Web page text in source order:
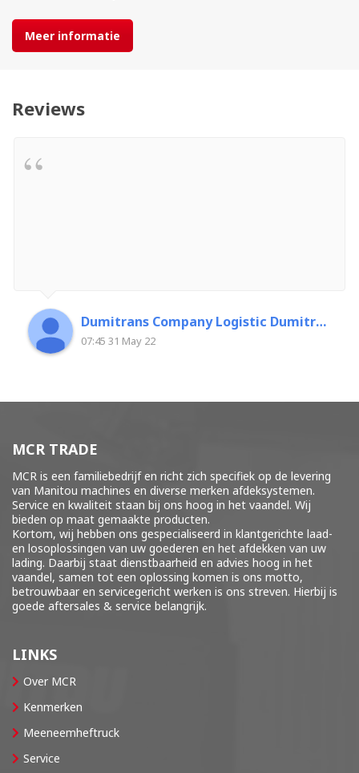
Meer informatie
Reviews
Dumitrans Company Logistic Dumitrascu Florin
07:45 31 May 22
MCR TRADE
MCR is een familiebedrijf en richt zich specifiek op de levering
van Manitou machines en diverse merken afdeksystemen.
Service en kwaliteit staan bij ons hoog in het vaandel. Wij
bieden op maat gemaakte producten.
Kortom, wij hebben ons gespecialiseerd in klantgerichte laad-
en losoplossingen van uw goederen en het afdekken van uw
lading. Daarbij staat dienstbaarheid en advies hoog in het
vaandel, samen tot een oplossing komen is ons motto,
betrouwbaar en servicegericht werken is ons streven. Hierbij is
goede aftersales & service belangrijk.
LINKS
Over MCR
Kenmerken
Meeneemheftruck
Service